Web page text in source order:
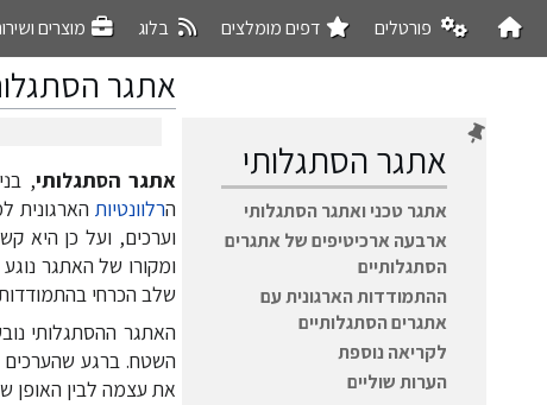
פורטלים דפים מומלצים בלוג מוצרים
אתגר
קפיצה
לניווט
קפיצה
לחיפוש
אתגר הסתגלותי,
הרלוונטיות הארגונית
וערכים, ועל כן היא
ומקורו של האתגר
שלב הכרחי
האתגר ההסתגלותי
השטח. ברגע
את עצמה לבין האופן
אתגר הסתגלותי
אתגר טכני ואתגר הסתגלותי
ארבעה ארכיטיפים של אתגרים
הסתגלותיים
ההתמודדות הארגונית עם
אתגרים הסתגלותיים
לקריאה נוספת
הערות שוליים